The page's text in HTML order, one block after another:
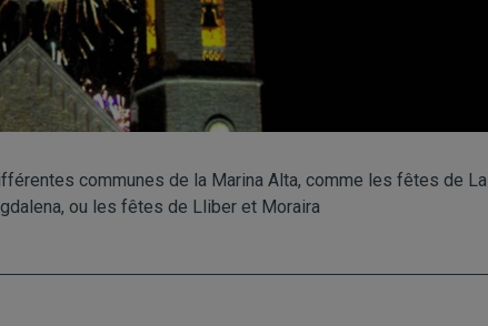
communes de la Marina Alta, comme les fêtes de La
ou les fêtes de Lliber et Moraira